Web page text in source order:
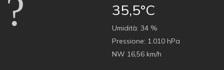
35,5°C
Umidità: 34 %
Pressione: 1.010 hPa
NW 16,56 km/h